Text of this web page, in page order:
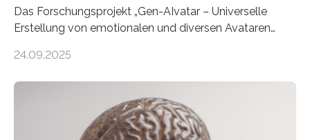
Das Forschungsprojekt „Gen-AIvatar – Universelle
Erstellung von emotionalen und diversen Avataren
Förderung in Höhe von rund 2 Millionen Euro. Dabei
der MindPort GmbH eine neuartige, KI-gestützte
Lösung zur Erzeugung von Emotionen für realistische
24.09.2025